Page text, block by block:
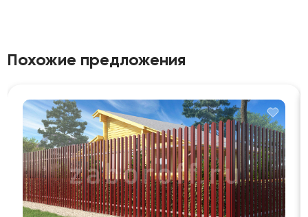
Похожие предложения